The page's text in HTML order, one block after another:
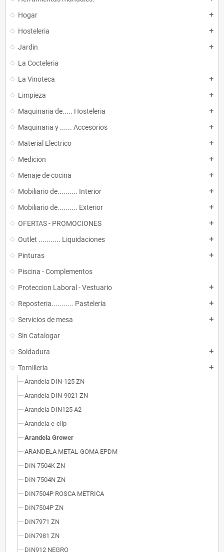
Hogar add
Hosteleria add
Jardin add
La Cocteleria
La Vinoteca
add
Limpieza add
Maquinaria de..... Hosteleria add
Maquinaria y ...... Accesorios add
Material Electrico add
Medicion add
Menaje de cocina add
Mobiliario de.......... Interior add
Mobiliario de.......... Exterior add
OFERTAS - PROMOCIONES add
Outlet ........... Liquidaciones add
Pinturas add
Piscina - Complementos
Proteccion Laboral - Vestuario
add
Reposteria........... Pasteleria add
Servicios de mesa add
Sin Catalogar
Soldadura
add
Tornilleria add
Arandela DIN-125 ZN
Arandela DIN-9021 ZN
Arandela DIN125 A2
Arandela e-clip
Arandela Grower
ARANDELA METAL-GOMA EPDM
DIN 7504K ZN
DIN 7504N ZN
DIN7504P ROSCA METRICA
DIN7504P ZN
DIN7971 ZN
DIN7981 ZN
DIN912 NEGRO